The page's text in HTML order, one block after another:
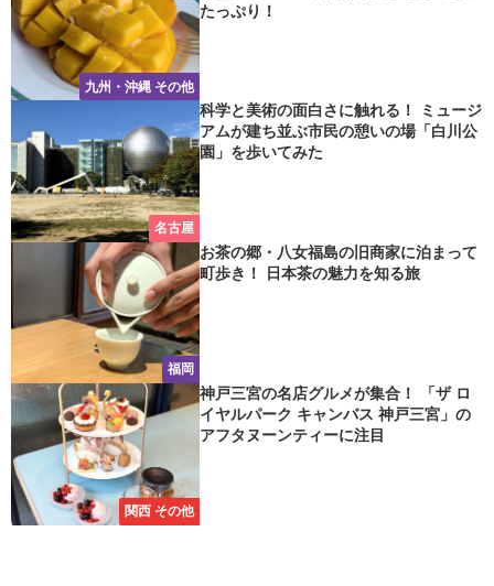
九州・沖縄 その他
たっぷり！
名古屋
科学と美術の面白さに触れる！ ミュージ
アムが建ち並ぶ市民の憩いの場「白川公
園」を歩いてみた
福岡
お茶の郷・八女福島の旧商家に泊まって
町歩き！ 日本茶の魅力を知る旅
関西 その他
神戸三宮の名店グルメが集合！ 「ザ ロ
イヤルパーク キャンバス 神戸三宮」の
アフタヌーンティーに注目